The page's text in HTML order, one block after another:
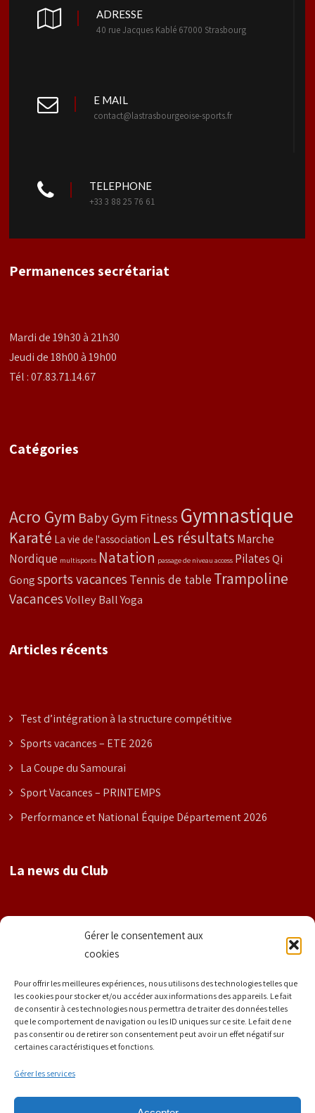
Gérer le consentement aux
cookies
Pour offrir les meilleures expériences, nous utilisons des technologies telles que
les cookies pour stocker et/ou accéder aux informations des appareils. Le fait
de consentir à ces technologies nous permettra de traiter des données telles
que le comportement de navigation ou les ID uniques sur ce site. Le fait de ne
pas consentir ou de retirer son consentement peut avoir un effet négatif sur
certaines caractéristiques et fonctions.
Gérer les services
ADRESSE
40 rue Jacques Kablé 67000 Strasbourg
E MAIL
contact@lastrasbourgeoise-sports.fr
TELEPHONE
+33 3 88 25 76 61
Permanences secrétariat
Mardi de 19h30 à 21h30
Jeudi de 18h00 à 19h00
Tél : 07.83.71.14.67
Catégories
Acro Gym Baby Gym Fitness Gymnastique
Karaté La vie de l'association Les résultats Marche
Nordique multisports Natation passage de niveau access Pilates Qi
Gong sports vacances Tennis de table Trampoline
Vacances Volley Ball Yoga
Articles récents
Test d’intégration à la structure compétitive
Sports vacances – ETE 2026
La Coupe du Samourai
Sport Vacances – PRINTEMPS
Performance et National Équipe Département 2026
La news du Club
Prénom
E-mail*